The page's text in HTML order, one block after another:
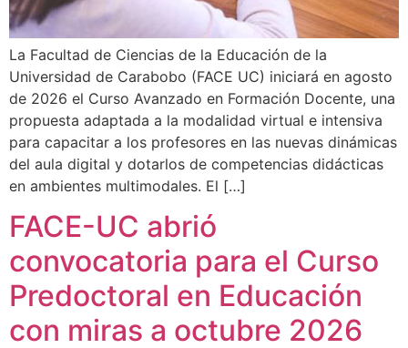
La Facultad de Ciencias de la Educación de la
Universidad de Carabobo (FACE UC) iniciará en agosto
de 2026 el Curso Avanzado en Formación Docente, una
propuesta adaptada a la modalidad virtual e intensiva
para capacitar a los profesores en las nuevas dinámicas
del aula digital y dotarlos de competencias didácticas
en ambientes multimodales. El […]
FACE-UC abrió
convocatoria para el Curso
Predoctoral en Educación
con miras a octubre 2026